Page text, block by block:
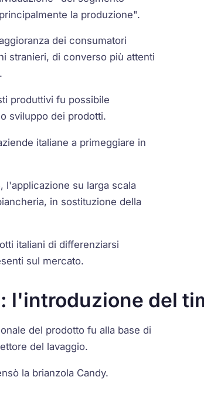
la produzione".
dei consumatori
stranieri, di converso più attenti
produttivi fu possibile
sviluppo dei prodotti.
italiane a primeggiare in
l'applicazione su larga scala
in sostituzione della
italiani di differenziarsi
sul mercato.
l'introduzione del
del prodotto fu alla base di
del lavaggio.
la brianzola Candy.